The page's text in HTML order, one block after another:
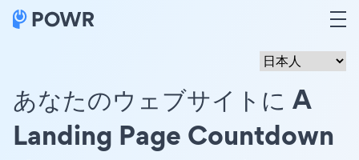
あなたのウェブサイトに A
Landing Page Countdown